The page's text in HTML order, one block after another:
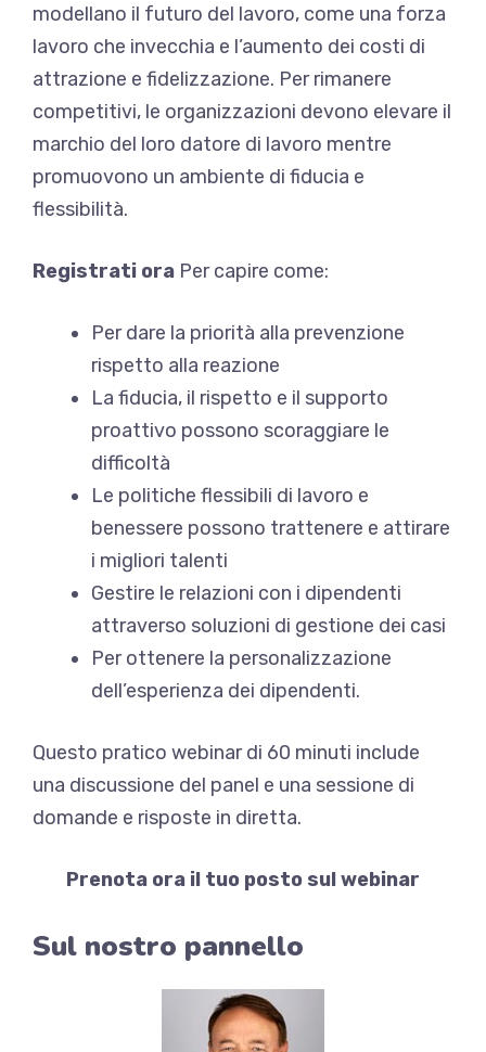
modellano il futuro del lavoro, come una forza
lavoro che invecchia e l’aumento dei costi di
attrazione e fidelizzazione. Per rimanere
competitivi, le organizzazioni devono elevare il
marchio del loro datore di lavoro mentre
promuovono un ambiente di fiducia e
flessibilità.
Registrati ora Per capire come:
Per dare la priorità alla prevenzione
rispetto alla reazione
La fiducia, il rispetto e il supporto
proattivo possono scoraggiare le
difficoltà
Le politiche flessibili di lavoro e
benessere possono trattenere e attirare
i migliori talenti
Gestire le relazioni con i dipendenti
attraverso soluzioni di gestione dei casi
Per ottenere la personalizzazione
dell’esperienza dei dipendenti.
Questo pratico webinar di 60 minuti include
una discussione del panel e una sessione di
domande e risposte in diretta.
Prenota ora il tuo posto sul webinar
Sul nostro pannello